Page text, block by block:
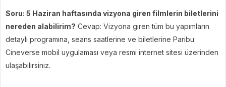
Soru: 5 Haziran haftasında vizyona giren filmlerin biletlerini
nereden alabilirim? Cevap: Vizyona giren tüm bu yapımların
detaylı programına, seans saatlerine ve biletlerine Paribu
Cineverse mobil uygulaması veya resmi internet sitesi üzerinden
ulaşabilirsiniz.